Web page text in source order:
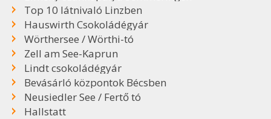
Top 10 látnivaló Linzben
Hauswirth Csokoládégyár
Wörthersee / Wörthi-tó
Zell am See-Kaprun
Lindt csokoládégyár
Bevásárló központok Bécsben
Neusiedler See / Fertő tó
Hallstatt